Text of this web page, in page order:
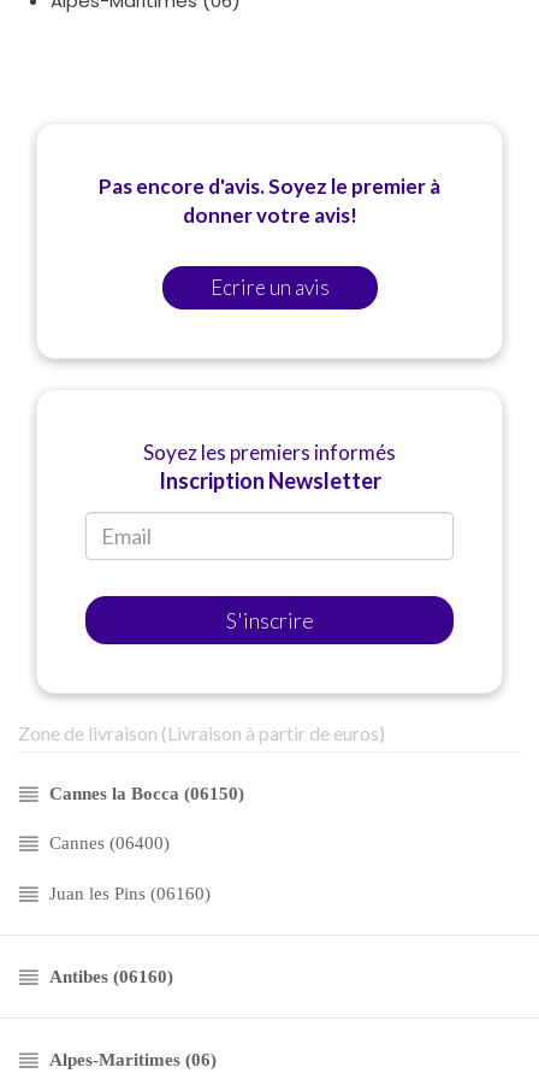
Pas encore d'avis. Soyez le premier à
donner votre avis!
Ecrire un avis
Soyez les premiers informés
Inscription Newsletter
S'inscrire
Zone de livraison (Livraison à partir de euros)
Cannes la Bocca (06150)
Cannes (06400)
Juan les Pins (06160)
Antibes (06160)
Alpes-Maritimes (06)